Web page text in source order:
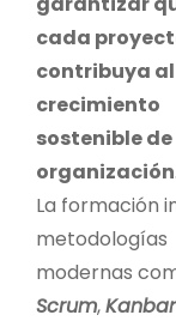
cada
contribuya al
crecimiento
sostenible
organización.
La formación
metodologías
modernas
Scrum,